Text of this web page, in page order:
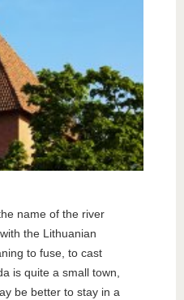
name of the river
the Lithuanian
to fuse, to cast
is quite a small town,
be better to stay in a